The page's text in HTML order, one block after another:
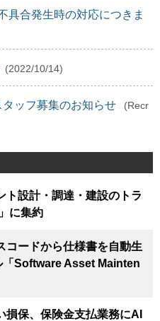
具合発生時の対応につきま
(2022/10/14)
ッフ募集のお知らせ
(Recr
ト設計・調達・建設のトラ
に集約
コードから仕様書を自動生
「Software Asset Mainten
損保、保険金支払業務にAI